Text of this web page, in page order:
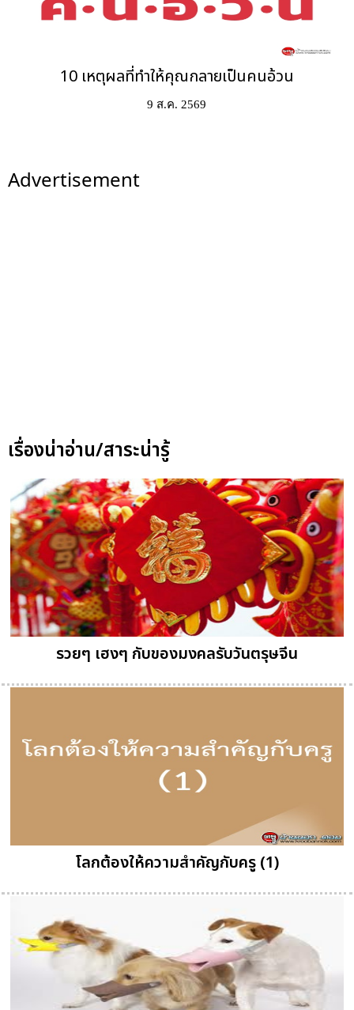
10 เหตุผลที่ทำให้คุณกลายเป็นคนอ้วน
9 ส.ค. 2569
Advertisement
เรื่องน่าอ่าน/สาระน่ารู้
รวยๆ เฮงๆ กับของมงคลรับวันตรุษจีน
โลกต้องให้ความสำคัญกับครู (1)